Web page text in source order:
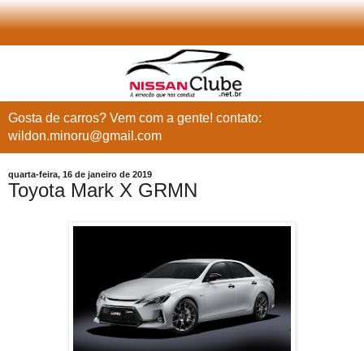
Gosta de carros? Vem com a gente! contato:
wildon.minoru@gmail.com
quarta-feira, 16 de janeiro de 2019
Toyota Mark X GRMN